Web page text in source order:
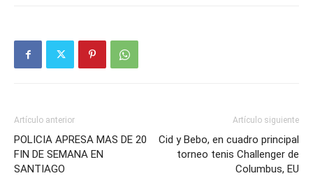
Artículo anterior
POLICIA APRESA MAS DE 20
FIN DE SEMANA EN
SANTIAGO
Artículo siguiente
Cid y Bebo, en cuadro principal
torneo tenis Challenger de
Columbus, EU